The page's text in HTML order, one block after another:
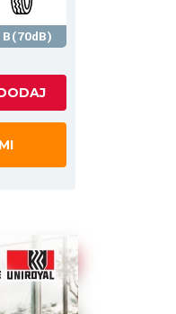
B(70dB)